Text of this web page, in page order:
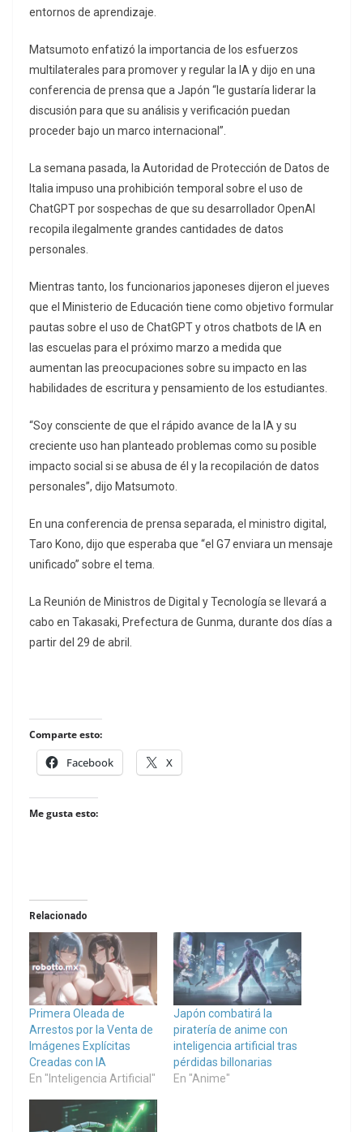
entornos de aprendizaje.
Matsumoto enfatizó la importancia de los esfuerzos
multilaterales para promover y regular la IA y dijo en una
conferencia de prensa que a Japón “le gustaría liderar la
discusión para que su análisis y verificación puedan
proceder bajo un marco internacional”.
La semana pasada, la Autoridad de Protección de Datos de
Italia impuso una prohibición temporal sobre el uso de
ChatGPT por sospechas de que su desarrollador OpenAI
recopila ilegalmente grandes cantidades de datos
personales.
Mientras tanto, los funcionarios japoneses dijeron el jueves
que el Ministerio de Educación tiene como objetivo formular
pautas sobre el uso de ChatGPT y otros chatbots de IA en
las escuelas para el próximo marzo a medida que
aumentan las preocupaciones sobre su impacto en las
habilidades de escritura y pensamiento de los estudiantes.
“Soy consciente de que el rápido avance de la IA y su
creciente uso han planteado problemas como su posible
impacto social si se abusa de él y la recopilación de datos
personales”, dijo Matsumoto.
En una conferencia de prensa separada, el ministro digital,
Taro Kono, dijo que esperaba que “el G7 enviara un mensaje
unificado” sobre el tema.
La Reunión de Ministros de Digital y Tecnología se llevará a
cabo en Takasaki, Prefectura de Gunma, durante dos días a
partir del 29 de abril.
Comparte esto:
Facebook X
Me gusta esto:
Relacionado
Primera Oleada de
Arrestos por la Venta de
Imágenes Explícitas
Creadas con IA
En "Inteligencia Artificial"
Japón combatirá la
piratería de anime con
inteligencia artificial tras
pérdidas billonarias
En "Anime"